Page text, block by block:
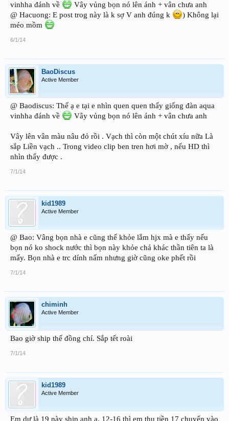
vinhha đánh về
Vây vủng bọn nó lên ánh + vân chưa anh
@ Hacuong: E post trog này là k sợ V anh đúng k
) Không lại
méo mồm
6/1/14
BaoDiscus
Active Member
@ Baodiscus: Thế ạ e tại e nhìn quen quen thấy giống đàn aqua
vinhha đánh về
Vây vủng bọn nó lên ánh + vân chưa anh
Vây lên vân màu nâu đỏ rồi . Vạch thì còn một chút xíu nữa Là
sắp Liền vạch .. Trong video clip ben tren hơi mờ , nếu HD thì
nhìn thấy được .
7/1/14
kid1989
Active Member
@ Bao: Vâng bọn nhà e cũng thế khỏe lắm hjx mà e thấy nếu
bọn nó ko shock nước thì bọn này khỏe chả khác thần tiên ta là
mấy. Bọn nhà e trc dính nấm nhưng giờ cũng oke phết rồi
7/1/14
chiminh
Active Member
Bao giờ ship thế đồng chí. Sắp tết roài
7/1/14
kid1989
Active Member
Em dự là 19 này ship anh ạ. 12-16 thì em thu tiền 17 chuyển vào